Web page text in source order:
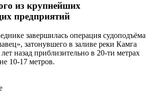
из крупнейших
предприятий
завершилась операция судоподъёма
затонувшего в заливе реки Камга
назад приблизительно в 20-ти метрах
10-17 метров.